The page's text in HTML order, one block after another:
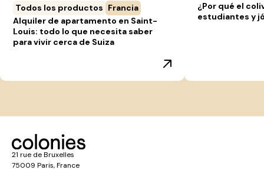
Todos los productos Francia
Alquiler de apartamento en Saint-
Louis: todo lo que necesita saber
para vivir cerca de Suiza
¿Por qué el
estudiantes y
21 rue de Bruxelles
75009 Paris, France